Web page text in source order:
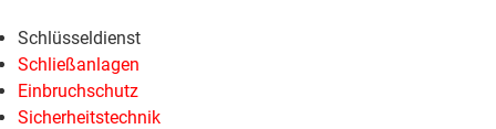
Schlüsseldienst
Schließanlagen
Einbruchschutz
Sicherheitstechnik